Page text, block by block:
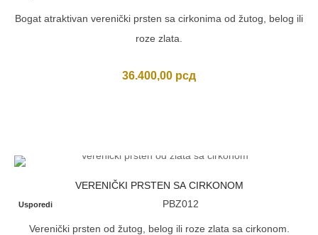
Bogat atraktivan verenički prsten sa cirkonima od žutog, belog ili
roze zlata.
36.400,00 рсд
VERENIČKI PRSTEN SA CIRKONOM
Usporedi PBZ012
Verenički prsten od žutog, belog ili roze zlata sa cirkonom.